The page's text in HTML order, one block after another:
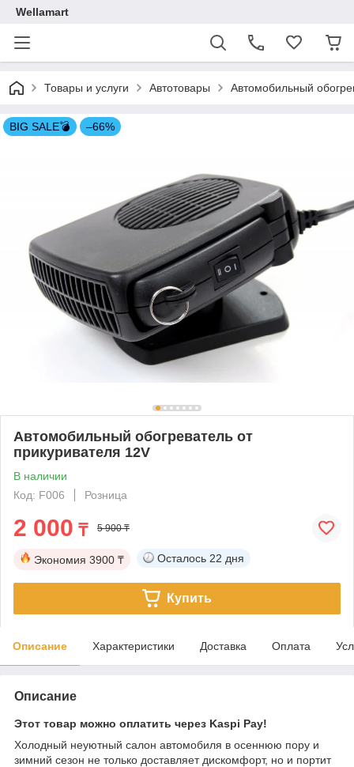
Wellamart
Товары и услуги Автотовары Автомобильный
BIG SALE💣 –66%
Автомобильный обогреватель от
прикуривателя 12V
В наличии
Код: F006
Розница
2 000 ₸ 5 900 ₸
Экономия 3900 ₸ Осталось 22 дня
Купить
Описание Характеристики Доставка Оплата
Описание
Этот товар можно оплатить через Kaspi Pay!
Холодный неуютный салон автомобиля в осеннюю пору и
зимний сезон не только доставляет дискомфорт, но и портит